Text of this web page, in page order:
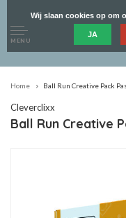
MENU
Home Ball Run Creative Pack
Cleverclixx
Ball Run Creative
Wij slaan cookies op om
JA